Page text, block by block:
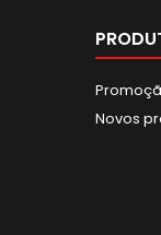
Novos